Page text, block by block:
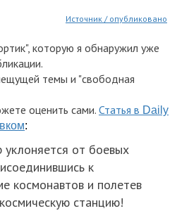
Источник / опубликовано
которую я обнаружил уже
темы и "свободная
оценить сами. Статья в Daily
:
уклоняется от боевых
к
космонавтов и полетев
станцию!